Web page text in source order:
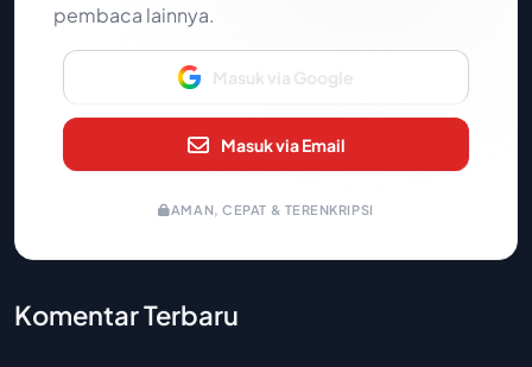
pembaca lainnya.
Masuk via Google
Masuk via Email
AMAN, CEPAT & TERENKRIPSI
Komentar Terbaru